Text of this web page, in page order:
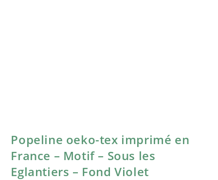
Popeline oeko-tex imprimé en
France – Motif – Sous les
Eglantiers – Fond Violet